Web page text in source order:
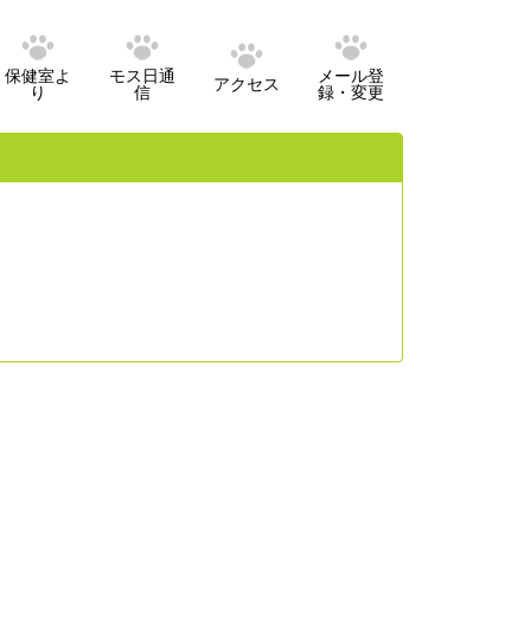
保健室よ
り
モス日通
信 アクセス メール登
録・変更